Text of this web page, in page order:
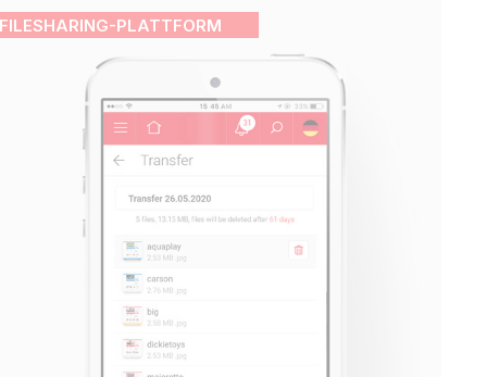
FILESHARING-PLATTFORM